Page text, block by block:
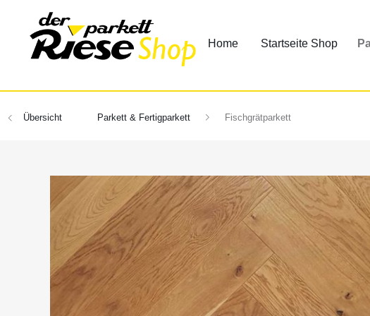
Home Startseite Shop
Übersicht Parkett & Fertigparkett Fischgrätparkett